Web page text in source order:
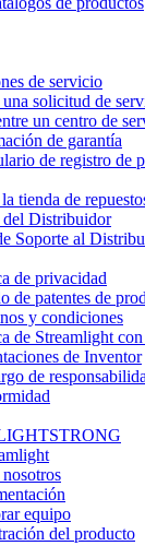
de servicio
solicitud de
un centro de
de garantía
de registro de
tienda de
Distribuidor
Soporte al
de privacidad
de patentes de
y condiciones
de Streamlight con
de Inventor
de
equipo
del producto